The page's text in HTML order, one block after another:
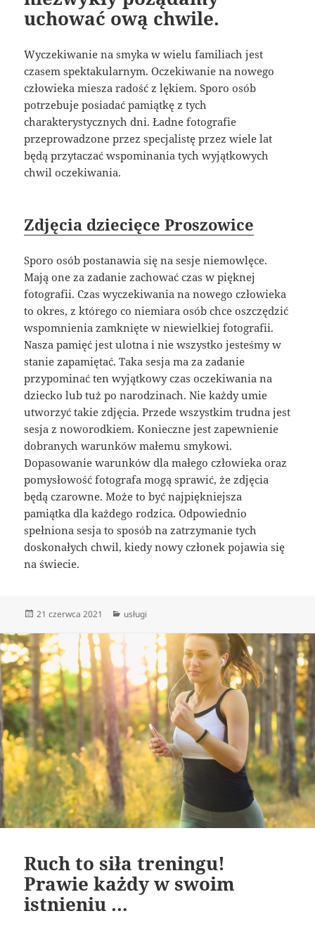
uchować ową chwile.
Wyczekiwanie na smyka w wielu familiach jest
czasem spektakularnym. Oczekiwanie na nowego
człowieka miesza radość z lękiem. Sporo osób
potrzebuje posiadać pamiątkę z tych
charakterystycznych dni. Ładne fotografie
przeprowadzone przez specjalistę przez wiele lat
będą przytaczać wspominania tych wyjątkowych
chwil oczekiwania.
Zdjęcia dziecięce Proszowice
Sporo osób postanawia się na sesje niemowlęce.
Mają one za zadanie zachować czas w pięknej
fotografii. Czas wyczekiwania na nowego człowieka
to okres, z którego co niemiara osób chce oszczędzić
wspomnienia zamknięte w niewielkiej fotografii.
Nasza pamięć jest ulotna i nie wszystko jesteśmy w
stanie zapamiętać. Taka sesja ma za zadanie
przypominać ten wyjątkowy czas oczekiwania na
dziecko lub tuż po narodzinach. Nie każdy umie
utworzyć takie zdjęcia. Przede wszystkim trudna jest
sesja z noworodkiem. Konieczne jest zapewnienie
dobranych warunków małemu smykowi.
Dopasowanie warunków dla małego człowieka oraz
pomysłowość fotografa mogą sprawić, że zdjęcia
będą czarowne. Może to być najpiękniejsza
pamiątka dla każdego rodzica. Odpowiednio
spełniona sesja to sposób na zatrzymanie tych
doskonałych chwil, kiedy nowy członek pojawia się
na świecie.
Data
21 czerwca 2021 Kategorie
usługi
Ruch to siła treningu!
Prawie każdy w swoim
istnieniu …